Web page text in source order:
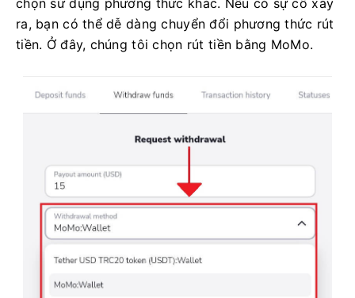
ra, bạn có thể dễ dàng chuyển đổi phương thức rút
tiền. Ở đây, chúng tôi chọn rút tiền bằng MoMo.